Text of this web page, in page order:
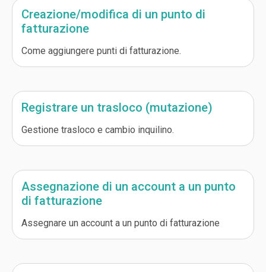
Creazione/modifica di un punto di
fatturazione
Come aggiungere punti di fatturazione.
Registrare un trasloco (mutazione)
Gestione trasloco e cambio inquilino.
Assegnazione di un account a un punto
di fatturazione
Assegnare un account a un punto di fatturazione